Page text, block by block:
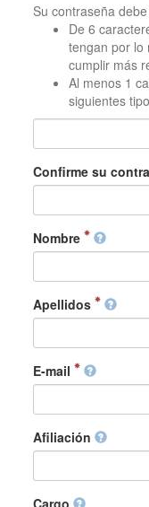
Su contraseña
De 6
tengan por lo
cumplir más
Al menos 1
siguientes
Confirme su
Nombre
Apellidos
E-mail
Afiliación
Cargo